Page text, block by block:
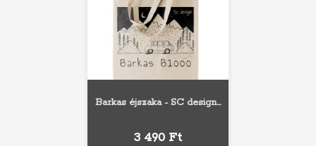
Barkas éjszaka - SC design...
Ár
3 490 Ft